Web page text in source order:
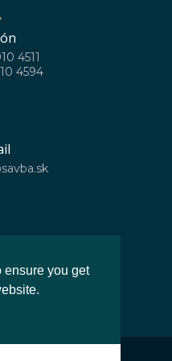
4511
4594
SAV, v.v.i.
ensure you get